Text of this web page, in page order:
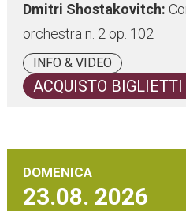
Dmitri Shostakovitch:
orchestra n. 2 op. 102
INFO & VIDEO
ACQUISTO BIGLIETTI
DOMENICA
23.08. 2026